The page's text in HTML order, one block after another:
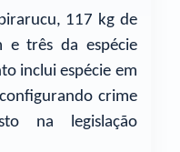
117 kg de
e três da espécie
inclui espécie em
crime
na legislação